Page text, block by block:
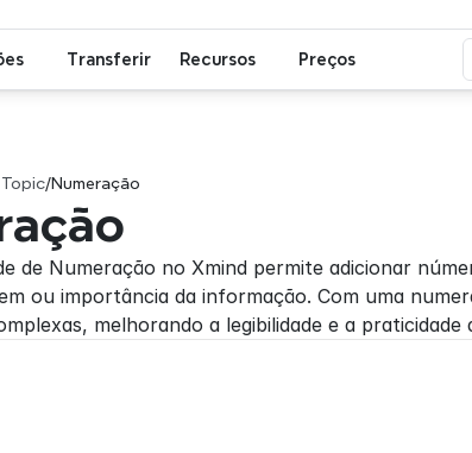
Topic/Numeração
de Numeração no Xmind permite adicionar
ou importância da informação. Com uma
melhorando a legibilidade e a praticidade
Transferir Recursos Preços